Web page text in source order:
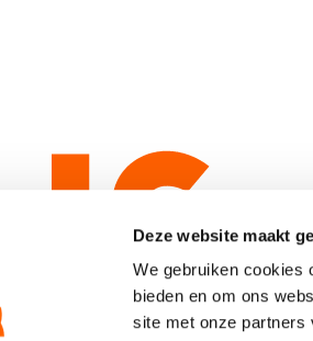
Deze website maakt
We gebruiken cookies
bieden en om ons
site met onze partners